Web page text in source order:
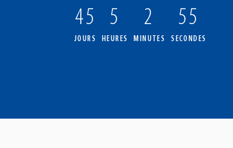
45
JOURS
5
HEURES
2
MINUTES
54
SECONDES